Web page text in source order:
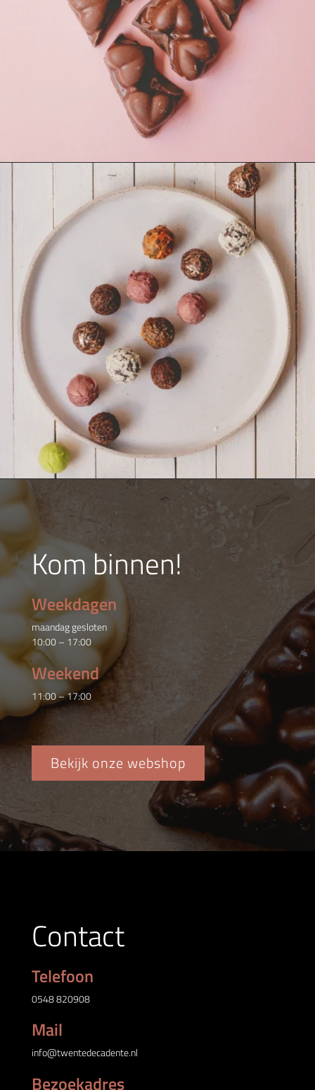
Kom binnen!
Weekdagen
maandag gesloten
10:00 – 17:00
Weekend
11:00 – 17:00
Bekijk onze webshop
Contact
Telefoon
0548 820908
Mail
info@twentedecadente.nl
Bezoekadres